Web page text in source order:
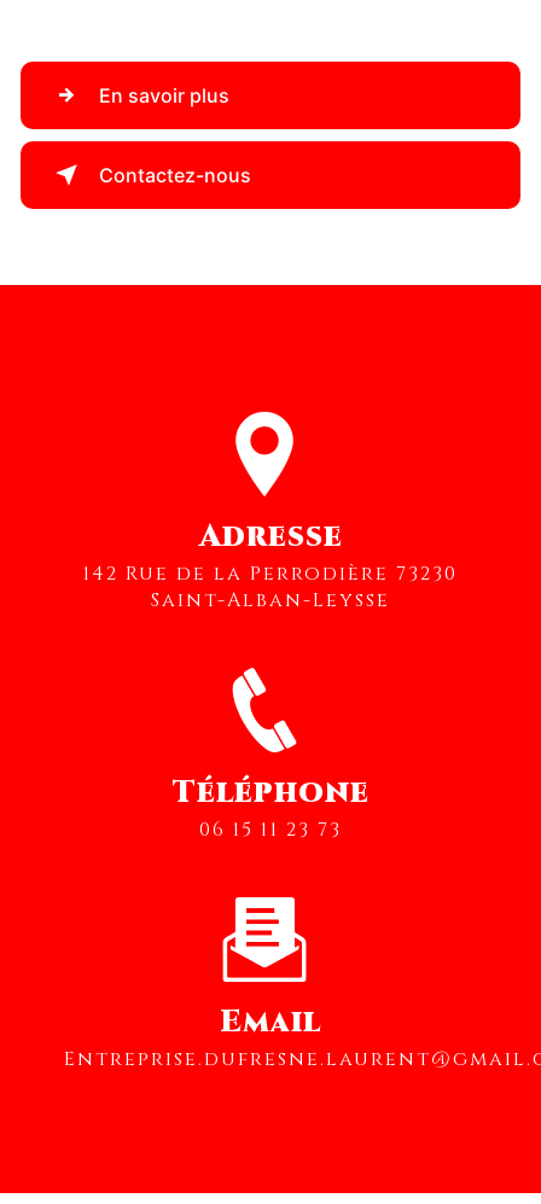
En savoir plus
Contactez-nous
Adresse
142 Rue de la Perrodière 73230
Saint-Alban-Leysse
Téléphone
06 15 11 23 73
Email